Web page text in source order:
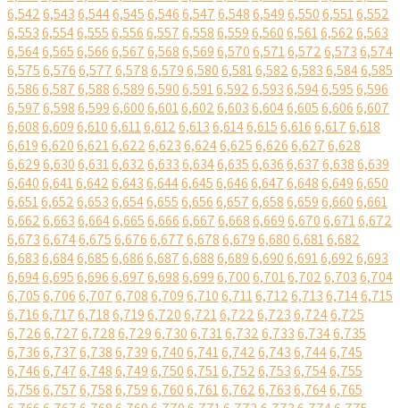
6,5426,5436,5446,5456,5466,5476,5486,5496,5506,5516,552
6,5536,5546,5556,5566,5576,5586,5596,5606,5616,5626,563
6,5646,5656,5666,5676,5686,5696,5706,5716,5726,5736,574
6,5756,5766,5776,5786,5796,5806,5816,5826,5836,5846,585
6,5866,5876,5886,5896,5906,5916,5926,5936,5946,5956,596
6,5976,5986,5996,6006,6016,6026,6036,6046,6056,6066,607
6,6086,6096,6106,6116,6126,6136,6146,6156,6166,6176,618
6,6196,6206,6216,6226,6236,6246,6256,6266,6276,628
6,6296,6306,6316,6326,6336,6346,6356,6366,6376,6386,639
6,6406,6416,6426,6436,6446,6456,6466,6476,6486,6496,650
6,6516,6526,6536,6546,6556,6566,6576,6586,6596,6606,661
6,6626,6636,6646,6656,6666,6676,6686,6696,6706,6716,672
6,6736,6746,6756,6766,6776,6786,6796,6806,6816,682
6,6836,6846,6856,6866,6876,6886,6896,6906,6916,6926,693
6,6946,6956,6966,6976,6986,6996,7006,7016,7026,7036,704
6,7056,7066,7076,7086,7096,7106,7116,7126,7136,7146,715
6,7166,7176,7186,7196,7206,7216,7226,7236,7246,725
6,7266,7276,7286,7296,7306,7316,7326,7336,7346,735
6,7366,7376,7386,7396,7406,7416,7426,7436,7446,745
6,7466,7476,7486,7496,7506,7516,7526,7536,7546,755
6,7566,7576,7586,7596,7606,7616,7626,7636,7646,765